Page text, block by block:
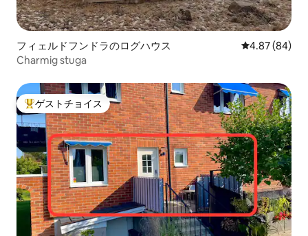
フィェルドフンドラのログハウス レビュー84
4.87 (84)
Charmig stuga
大好評のゲストチョイスです。
ゲストチョイス